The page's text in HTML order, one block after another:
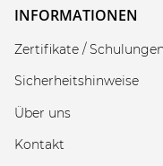
INFORMATIONEN
Zertifikate / Schulungen
Sicherheitshinweise
Über uns
Kontakt